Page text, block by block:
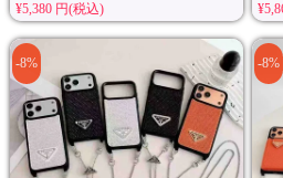
¥5,380 円(税込)
-8% -8%